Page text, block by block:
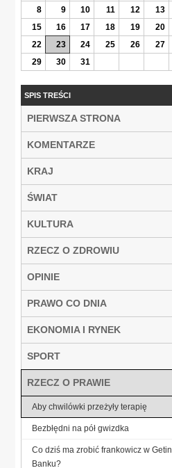
8
9 10 11 12 13
15
16 17 18 19 20
22
23 24 25 26 27
29
30 31
SPIS TREŚCI
PIERWSZA STRONA
KOMENTARZE
KRAJ
ŚWIAT
KULTURA
RZECZ O ZDROWIU
OPINIE
PRAWO CO DNIA
EKONOMIA I RYNEK
SPORT
RZECZ O PRAWIE
Aby chwilówki przeżyły terapię
Bezbłędni na pół gwizdka
Co dziś ma zrobić frankowicz w Getin
Banku?